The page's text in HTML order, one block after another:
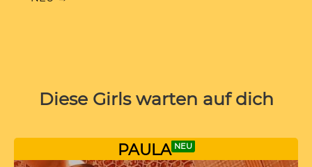
Diese Girls warten auf dich
PAULA NEU